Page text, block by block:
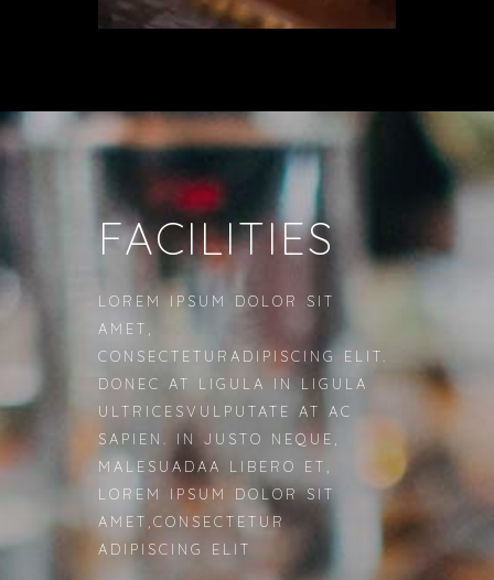
FACILITIES
LOREM IPSUM DOLOR SIT
AMET,
CONSECTETURADIPISCING ELIT.
DONEC AT LIGULA IN LIGULA
ULTRICESVULPUTATE AT AC
SAPIEN. IN JUSTO NEQUE,
MALESUADAA LIBERO ET,
LOREM IPSUM DOLOR SIT
AMET,CONSECTETUR
ADIPISCING ELIT